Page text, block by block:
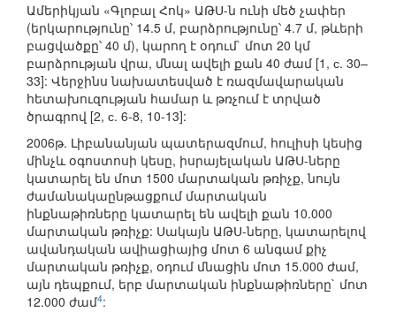
Ամերիկյան «Գլոբալ Հոկ» ԱԹՍ-ն ունի մեծ չափեր
(երկարությունը՝ 14.5 մ, բարձրությունը՝ 4.7 մ, թևերի
բացվածքը՝ 40 մ), կարող է օդում` մոտ 20 կմ
բարձրության վրա, մնալ ավելի քան 40 ժամ [1, с. 30–
33]: Վերջինս նախատեսված է ռազմավարական
հետախուզության համար և թռչում է տրված
ծրագրով [2, с. 6-8, 10-13]:
2006թ. Լիբանանյան պատերազմում, հուլիսի կեսից
մինչև օգոստոսի կեսը, իսրայելական ԱԹՍ-ները
կատարել են մոտ 1500 մարտական թռիչք, նույն
ժամանակաընթացքում մարտական
ինքնաթիռները կատարել են ավելի քան 10.000
մարտական թռիչք: Սակայն ԱԹՍ-ները, կատարելով
ավանդական ավիացիայից մոտ 6 անգամ քիչ
մարտական թռիչք, օդում մնացին մոտ 15.000 ժամ,
այն դեպքում, երբ մարտական ինքնաթիռները` մոտ
12.000 ժամ4: